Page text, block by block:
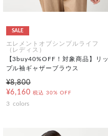
SALE
エレメントオブシンプルライフ
（レディス）
【3buy40%OFF！対象商品】リッ
プル袖ギャザーブラウス
¥8,800
¥6,160 税込 30% OFF
3 colors